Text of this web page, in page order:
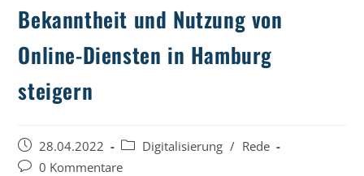
Bekanntheit und Nutzung von
Online-Diensten in Hamburg
steigern
Beitrag
veröffentlicht:
28.04.2022
Beitrags-
Kategorie:
Digitalisierung / Rede
Beitrags-
0 Kommentare